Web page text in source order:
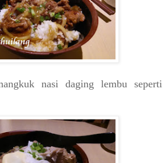
nasi daging lembu seperti